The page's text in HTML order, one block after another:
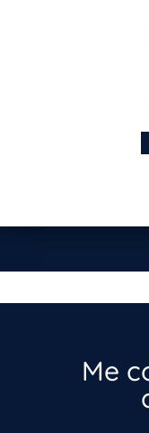
Me